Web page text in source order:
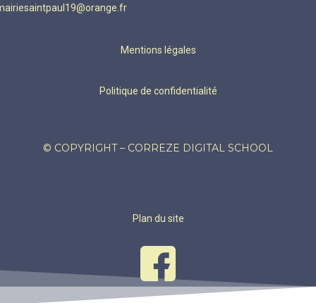
Mentions légales
Politique de confidentialité
© COPYRIGHT – CORREZE DIGITAL SCHOOL
Plan du site